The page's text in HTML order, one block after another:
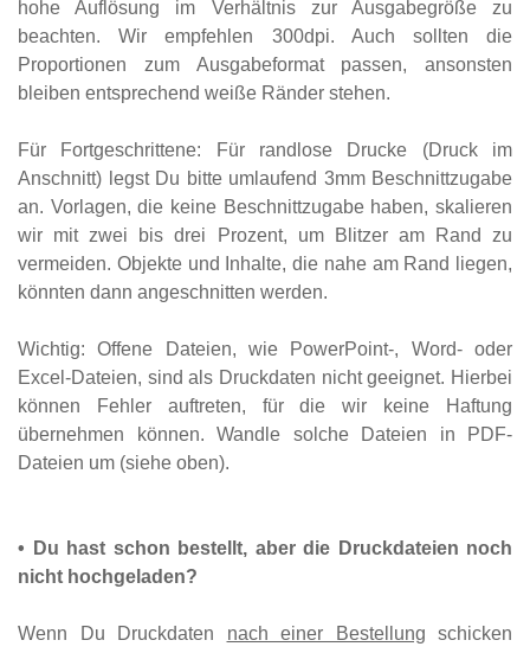
hohe Auflösung im Verhältnis zur Ausgabegröße zu
beachten. Wir empfehlen 300dpi. Auch sollten die
Proportionen zum Ausgabeformat passen, ansonsten
bleiben entsprechend weiße Ränder stehen.
Für Fortgeschrittene: Für randlose Drucke (Druck im
Anschnitt) legst Du bitte umlaufend 3mm Beschnittzugabe
an. Vorlagen, die keine Beschnittzugabe haben, skalieren
wir mit zwei bis drei Prozent, um Blitzer am Rand zu
vermeiden. Objekte und Inhalte, die nahe am Rand liegen,
könnten dann angeschnitten werden.
Wichtig: Offene Dateien, wie PowerPoint-, Word- oder
Excel-Dateien, sind als Druckdaten nicht geeignet. Hierbei
können Fehler auftreten, für die wir keine Haftung
übernehmen können. Wandle solche Dateien in PDF-
Dateien um (siehe oben).
•
Du hast schon bestellt, aber die Druckdateien noch
nicht hochgeladen?
Wenn Du Druckdaten nach einer Bestellung schicken